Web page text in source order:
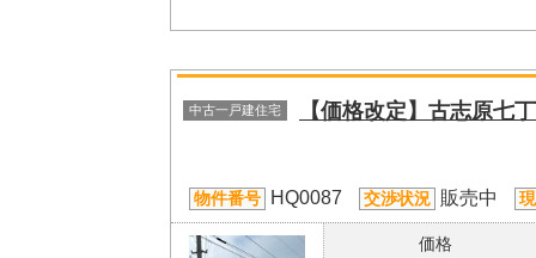
中古一戸建住宅 【価格改定】古志原七
物件番号 HQ0087 交渉状況 販売中
価格